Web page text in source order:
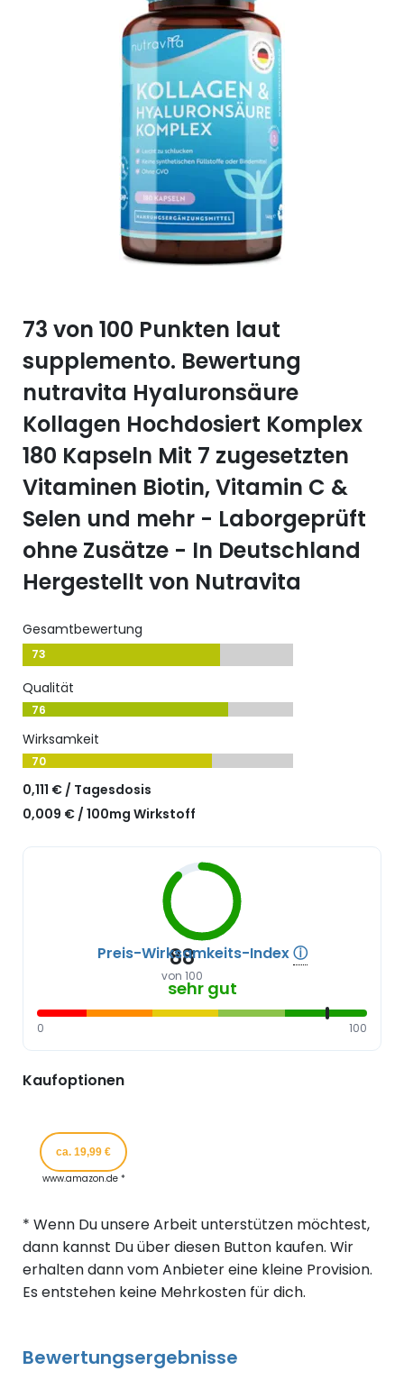
Selen (Se)
Silicium (Si)
Zink (Zn)
Vitamin B12
Vitamin C
Vitamin D
Vitamin E
Vitamin K
Vitamin Q (Q10)
73 von 100 Punkten laut
supplemento. Bewertung
nutravita Hyaluronsäure
Kollagen Hochdosiert Komplex
180 Kapseln Mit 7 zugesetzten
Vitaminen Biotin, Vitamin C &
Selen und mehr - Laborgeprüft
ohne Zusätze - In Deutschland
Hergestellt von Nutravita
Gesamtbewertung
73
Qualität
76
Wirksamkeit
70
0,111 € / Tagesdosis
0,009 € / 100mg Wirkstoff
88
von 100
Preis-Wirksamkeits-Indexⓘ
sehr gut
0 100
Kaufoptionen
ca. 19,99 €
www.amazon.de *
* Wenn Du unsere Arbeit unterstützen möchtest,
dann kannst Du über diesen Button kaufen. Wir
erhalten dann vom Anbieter eine kleine Provision.
Es entstehen keine Mehrkosten für dich.
Bewertungsergebnisse